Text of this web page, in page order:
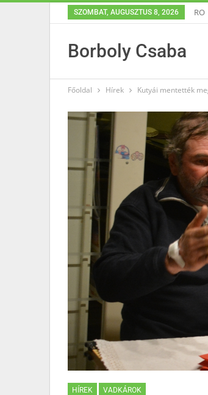
SZOMBAT, AUGUSZTUS 8, 2026 RO
Borboly Csaba
Főoldal Hírek Kutyái mentették
HÍREK VADKÁROK